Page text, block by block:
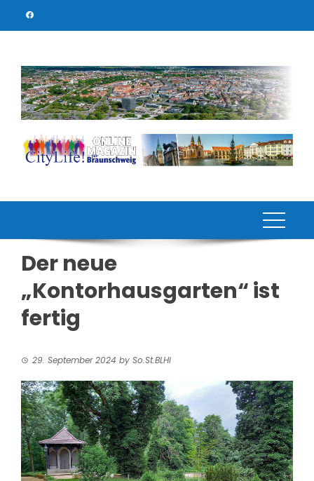
Der neue
„Kontorhausgarten“ ist
fertig
29. September 2024 by So.St.BLHI